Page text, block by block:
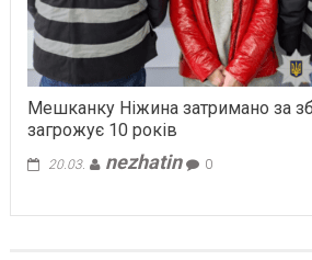
Мешканку Ніжина затримано за
загрожує 10 років
20.03. nezhatin 0